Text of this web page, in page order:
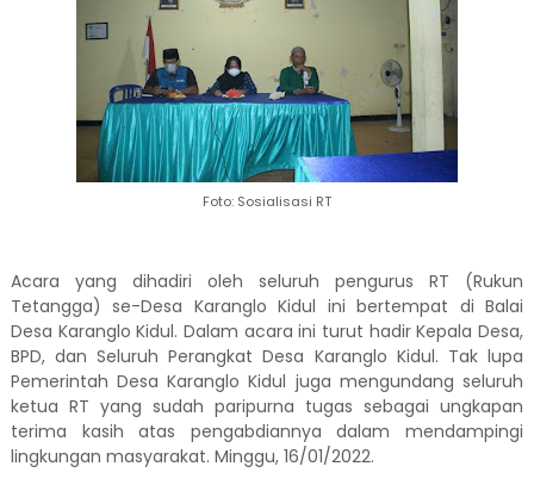
Foto: Sosialisasi RT
Acara yang dihadiri oleh seluruh pengurus RT (Rukun
Tetangga) se-Desa Karanglo Kidul ini bertempat di Balai
Desa Karanglo Kidul. Dalam acara ini turut hadir Kepala Desa,
BPD, dan Seluruh Perangkat Desa Karanglo Kidul. Tak lupa
Pemerintah Desa Karanglo Kidul juga mengundang seluruh
ketua RT yang sudah paripurna tugas sebagai ungkapan
terima kasih atas pengabdiannya dalam mendampingi
lingkungan masyarakat. Minggu, 16/01/2022.